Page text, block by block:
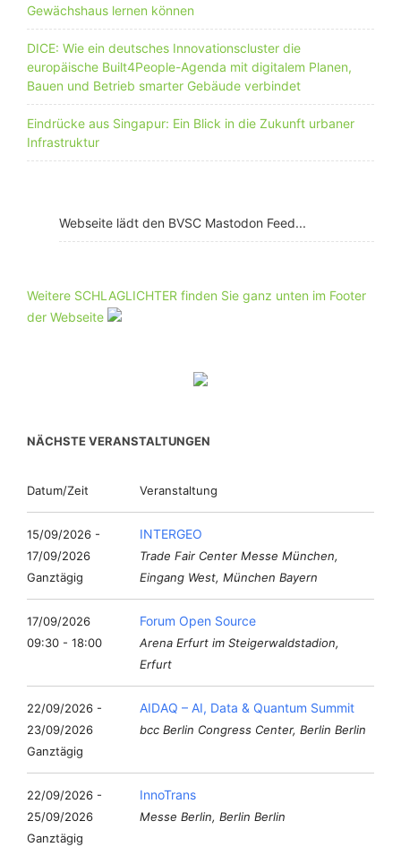
Gewächshaus lernen können
DICE: Wie ein deutsches Innovationscluster die
europäische Built4People-Agenda mit digitalem Planen,
Bauen und Betrieb smarter Gebäude verbindet
Eindrücke aus Singapur: Ein Blick in die Zukunft urbaner
Infrastruktur
Webseite lädt den BVSC Mastodon Feed...
Weitere SCHLAGLICHTER finden Sie ganz unten im Footer
der Webseite
NÄCHSTE VERANSTALTUNGEN
Datum/Zeit Veranstaltung
15/09/2026 -
17/09/2026
Ganztägig
INTERGEO
Trade Fair Center Messe München,
Eingang West, München Bayern
17/09/2026
09:30 - 18:00
Forum Open Source
Arena Erfurt im Steigerwaldstadion,
Erfurt
22/09/2026 -
23/09/2026
Ganztägig
AIDAQ – AI, Data & Quantum Summit
bcc Berlin Congress Center, Berlin Berlin
22/09/2026 -
25/09/2026
Ganztägig
InnoTrans
Messe Berlin, Berlin Berlin